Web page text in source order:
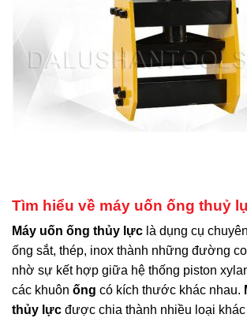
Tìm hiểu về máy uốn ống thuỷ
Máy uốn ống thủy lực là dụng cụ chuyên
ống sắt, thép, inox thành những đường
nhờ sự kết hợp giữa hệ thống piston
các khuôn ống có kích thước khác nhau.
thủy lực được chia thành nhiều loại